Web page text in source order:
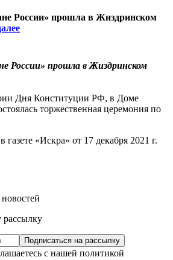
России» прошла в Жиздринском
России» прошла в Жиздринском
Дня Конституции РФ, в Доме
торжественная церемония по
газете «Искра» от 17 декабря 2021 г.
с нашей политикой